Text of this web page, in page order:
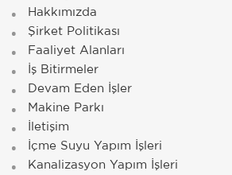
Hakkımızda
Şirket Politikası
Faaliyet Alanları
İş Bitirmeler
Devam Eden İşler
Makine Parkı
İletişim
İçme Suyu Yapım İşleri
Kanalizasyon Yapım İşleri